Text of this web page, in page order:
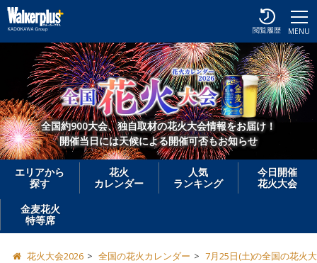
MENU
閲覧履歴
全国約900大会、独自取材の花火大会情報をお届け！
開催当日には天候による開催可否もお知らせ
エリアから
探す
花火
カレンダー
人気
ランキング
今日開催
花火大会
金麦花火
特等席
花火大会2026 全国の花火カレンダー 7月25日(土)の全国の花火